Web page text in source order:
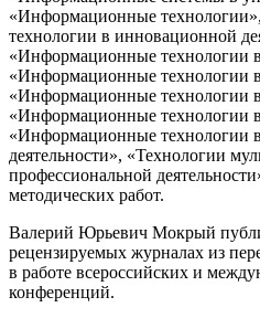
«Информационные
технологии в инновационной
«Информационные технологии
«Информационные технологии
«Информационные технологии
«Информационные технологии
«Информационные технологии
деятельности», «Технологии
профессиональной
методических работ.
Валерий Юрьевич Мокрый
рецензируемых журналах из
в работе всероссийских и
конференций.